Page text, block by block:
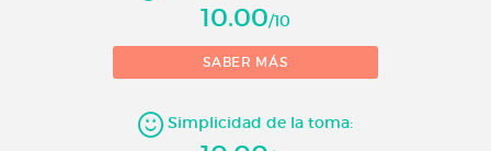
10.00/10
SABER MÁS
Simplicidad de la toma: